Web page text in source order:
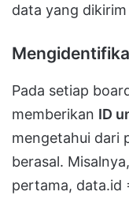
data yang
Pada setiap
memberikan ID
mengetahui dari
berasal.
pertama, data.id